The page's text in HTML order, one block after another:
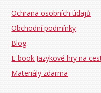
Ochrana osobních údajů
Obchodní podmínky
Blog
E-book Jazykové hry na
Materiály zdarma